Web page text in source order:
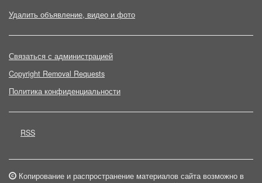
Удалить объявление, видео и фото
Связаться с администрацией
Copyright Removal Requests
Политика конфиденциальности
RSS
Копирование и распространение материалов сайта возможно в